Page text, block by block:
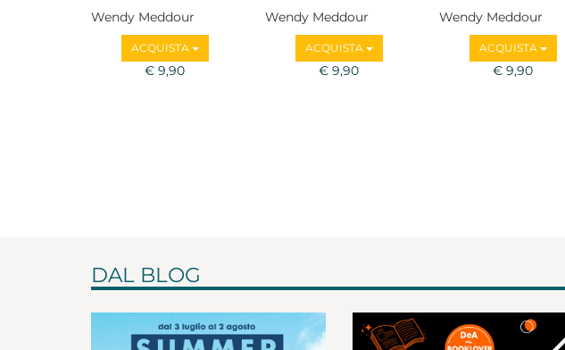
Wendy Meddour
ACQUISTA
€ 9,90
Wendy Meddour
ACQUISTA
€ 9,90
Wendy Meddour
ACQUISTA
€ 9,90
DAL BLOG